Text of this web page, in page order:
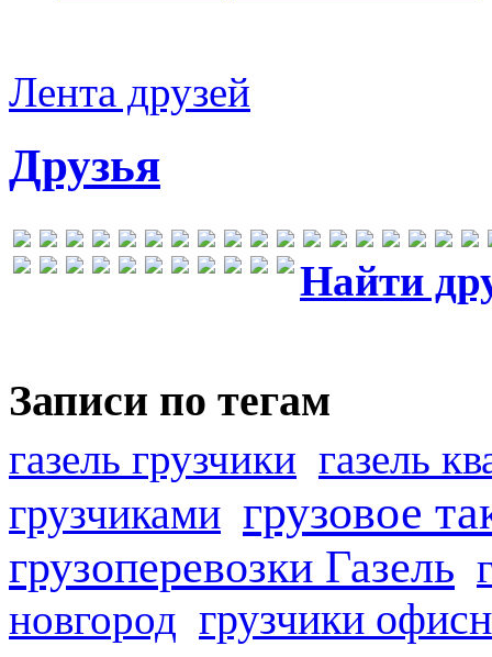
Лента друзей
Друзья
Найти
Записи по тегам
газель грузчики газель
грузчиками грузовое
грузоперевозки Газель
новгород грузчики